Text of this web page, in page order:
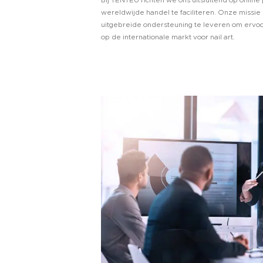
wereldwijde handel te faciliteren. Onze missie
uitgebreide ondersteuning te leveren om
op de internationale markt voor nail art.